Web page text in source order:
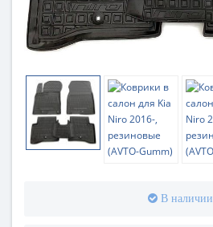
В наличии